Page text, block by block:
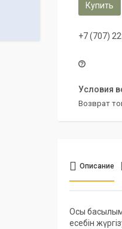
Купить
+7 (707)
возврат
Описание
Осы басылым
есебін